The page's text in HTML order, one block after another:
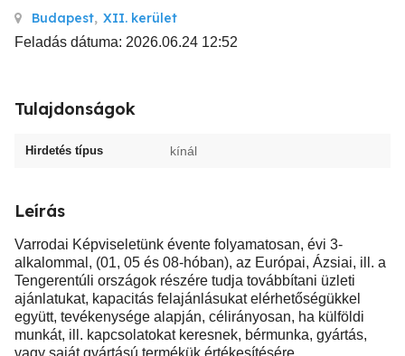
Budapest, XII. kerület
Feladás dátuma: 2026.06.24 12:52
Tulajdonságok
Hirdetés típus kínál
Leírás
Varrodai Képviseletünk évente folyamatosan, évi 3-
alkalommal, (01, 05 és 08-hóban), az Európai, Ázsiai, ill. a
Tengerentúli országok részére tudja továbbítani üzleti
ajánlatukat, kapacitás felajánlásukat elérhetőségükkel
együtt, tevékenysége alapján, célirányosan, ha külföldi
munkát, ill. kapcsolatokat keresnek, bérmunka, gyártás,
vagy saját gyártású termékük értékesítésére.